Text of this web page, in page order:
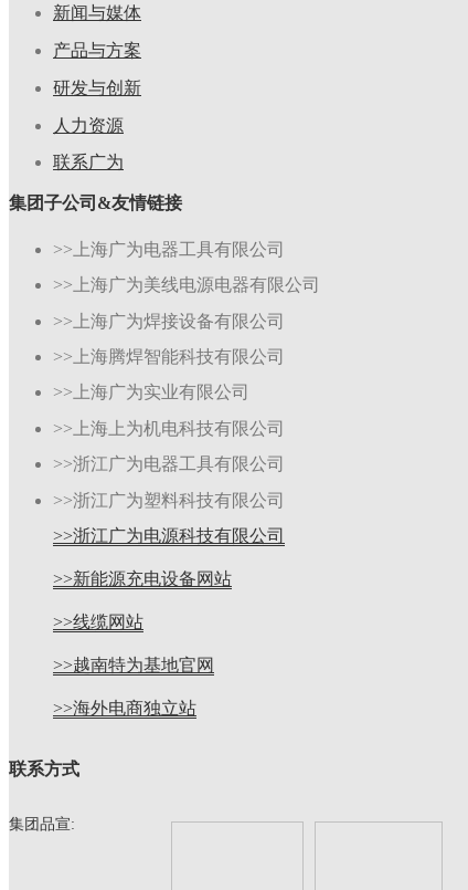
新闻与媒体
产品与方案
研发与创新
人力资源
联系广为
集团子公司&友情链接
>>上海广为电器工具有限公司
>>上海广为美线电源电器有限公司
>>上海广为焊接设备有限公司
>>上海腾焊智能科技有限公司
>>上海广为实业有限公司
>>上海上为机电科技有限公司
>>浙江广为电器工具有限公司
>>浙江广为塑料科技有限公司
>>浙江广为电源科技有限公司
>>新能源充电设备网站
>>线缆网站
>>越南特为基地官网
>>海外电商独立站
联系方式
集团品宣: